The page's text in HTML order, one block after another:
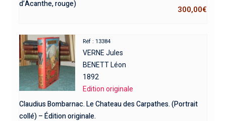
d’Acanthe, rouge)
300,00€
Réf : 13384
VERNE Jules
BENETT Léon
1892
Edition originale
Claudius Bombarnac. Le Chateau des Carpathes. (Portrait
collé) – Édition originale.